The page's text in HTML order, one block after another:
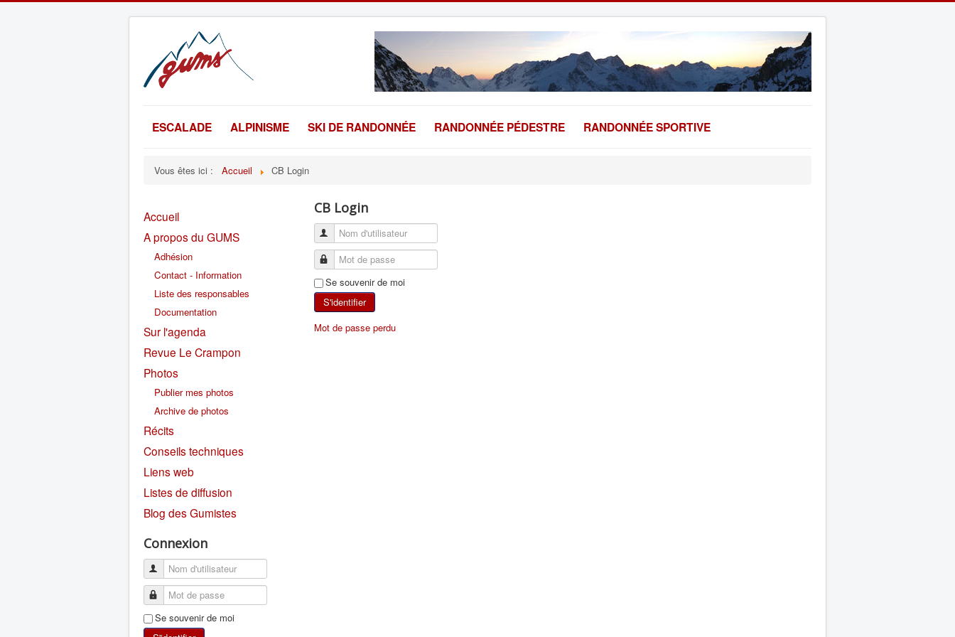
ESCALADE ALPINISME SKI DE RANDONNÉE RANDONNÉE PÉDESTRE RANDONNÉE SPORTIVE
Vous êtes ici : Accueil CB Login
Accueil
A propos du GUMS
Adhésion
Contact - Information
Liste des responsables
Documentation
Sur l'agenda
Revue Le Crampon
Photos
Publier mes photos
Archive de photos
Récits
Conseils techniques
Liens web
Listes de diffusion
Blog des Gumistes
Connexion
Se souvenir de moi
CB Login
Se souvenir de moi
S'identifier
Mot de passe perdu